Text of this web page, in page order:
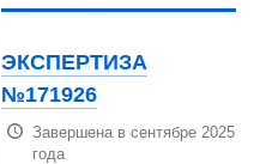
ЭКСПЕРТИЗА
№171926
Завершена в сентябре 2025
года